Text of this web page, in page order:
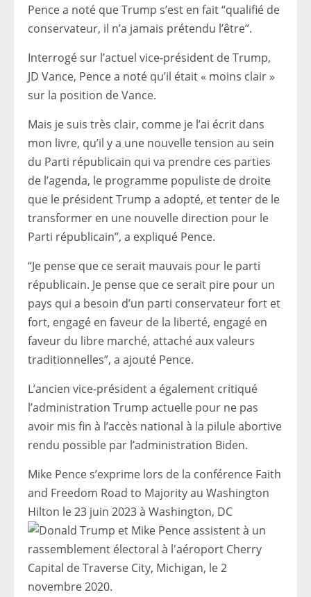
Pence a noté que Trump s’est en fait “qualifié de
conservateur, il n’a jamais prétendu l’être”.
Interrogé sur l’actuel vice-président de Trump,
JD Vance, Pence a noté qu’il était « moins clair »
sur la position de Vance.
Mais je suis très clair, comme je l’ai écrit dans
mon livre, qu’il y a une nouvelle tension au sein
du Parti républicain qui va prendre ces parties
de l’agenda, le programme populiste de droite
que le président Trump a adopté, et tenter de le
transformer en une nouvelle direction pour le
Parti républicain”, a expliqué Pence.
“Je pense que ce serait mauvais pour le parti
républicain. Je pense que ce serait pire pour un
pays qui a besoin d’un parti conservateur fort et
fort, engagé en faveur de la liberté, engagé en
faveur du libre marché, attaché aux valeurs
traditionnelles”, a ajouté Pence.
L’ancien vice-président a également critiqué
l’administration Trump actuelle pour ne pas
avoir mis fin à l’accès national à la pilule abortive
rendu possible par l’administration Biden.
Mike Pence s’exprime lors de la conférence Faith
and Freedom Road to Majority au Washington
Hilton le 23 juin 2023 à Washington, DC